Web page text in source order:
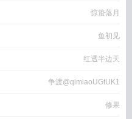
惊蛰落月
鱼初见
红透半边天
争渡@qimiaoUGtUK1
修果